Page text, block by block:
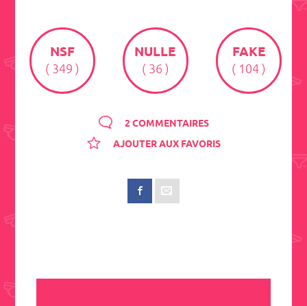
NSF
( 349 )
NULLE
( 36 )
FAKE
( 104 )
2 COMMENTAIRES
AJOUTER AUX FAVORIS